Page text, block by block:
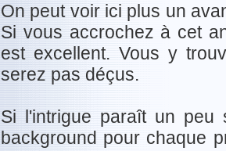
On peut voir ici plus un
Si vous accrochez à cet
est excellent. Vous y
serez pas déçus.
Si l'intrigue paraît un
background pour chaque